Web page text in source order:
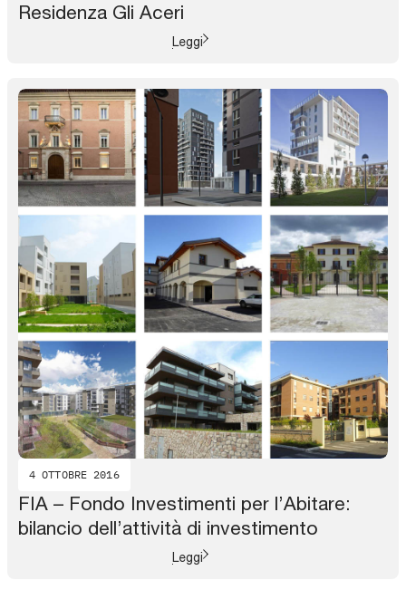
Residenza Gli Aceri
Leggi
4 OTTOBRE 2016
FIA – Fondo Investimenti per l’Abitare:
bilancio dell’attività di investimento
Leggi